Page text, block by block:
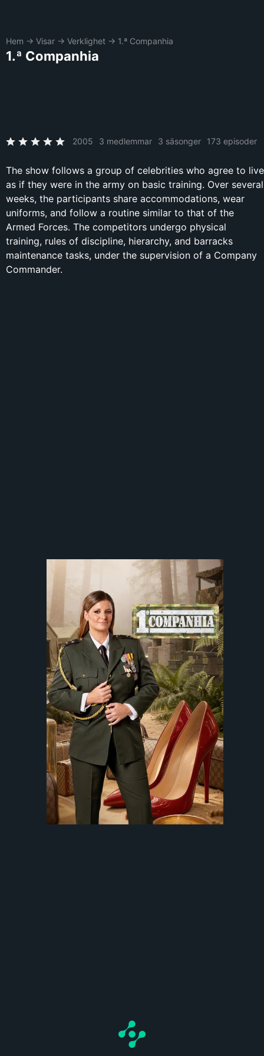
Hem → Visar → Verklighet → 1.ª Companhia
1.ª Companhia
2005 3 medlemmar 3 säsonger 173 episoder
The show follows a group of celebrities who agree to live
as if they were in the army on basic training. Over several
weeks, the participants share accommodations, wear
uniforms, and follow a routine similar to that of the
Armed Forces. The competitors undergo physical
training, rules of discipline, hierarchy, and barracks
maintenance tasks, under the supervision of a Company
Commander.